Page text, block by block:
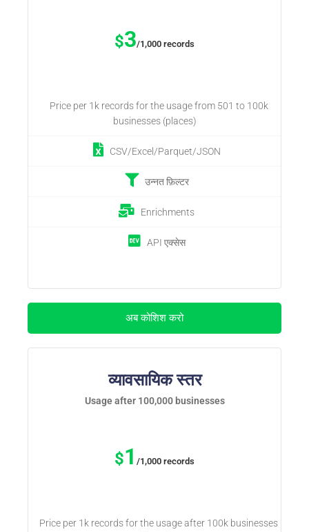
$3/1,000 records
Price per 1k records for the usage from 501 to 100k
businesses (places)
CSV/Excel/Parquet/JSON
उन्नत फ़िल्टर
Enrichments
API एक्सेस
अब कोशिश करो
व्यावसायिक स्तर
Usage after 100,000 businesses
$1 /1,000 records
Price per 1k records for the usage after 100k businesses